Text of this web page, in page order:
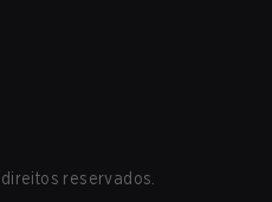
reservados.